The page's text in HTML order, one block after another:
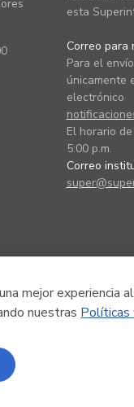
mejor experiencia
nuestras
esta
Correo para
Para el
únicamente
electrónico
El horario
5:00 p.m.
Correo